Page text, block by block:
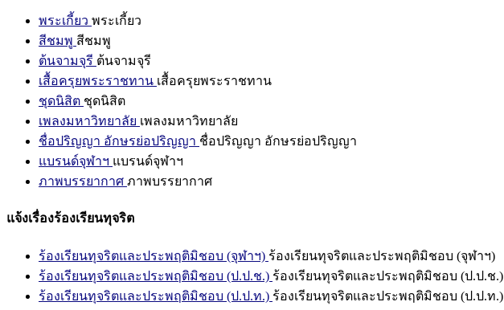
พระเกี้ยว พระเกี้ยว
สีชมพู สีชมพู
ต้นจามจุรี ต้นจามจุรี
เสื้อครุยพระราชทาน เสื้อครุยพระราชทาน
ชุดนิสิต ชุดนิสิต
เพลงมหาวิทยาลัย เพลงมหาวิทยาลัย
ชื่อปริญญา อักษรย่อปริญญา ชื่อปริญญา อักษรย่อปริญญา
แบรนด์จุฬาฯ แบรนด์จุฬาฯ
ภาพบรรยากาศ ภาพบรรยากาศ
แจ้งเรื่องร้องเรียนทุจริต
ร้องเรียนทุจริตและประพฤติมิชอบ (จุฬาฯ) ร้องเรียนทุจริตและประพฤติมิชอบ (จุฬาฯ)
ร้องเรียนทุจริตและประพฤติมิชอบ (ป.ป.ช.) ร้องเรียนทุจริตและประพฤติมิชอบ (ป.ป.ช.)
ร้องเรียนทุจริตและประพฤติมิชอบ (ป.ป.ท.) ร้องเรียนทุจริตและประพฤติมิชอบ (ป.ป.ท.)